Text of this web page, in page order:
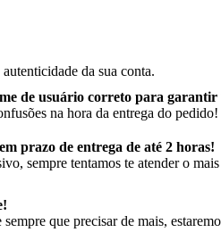
da sua conta.
de usuário correto para garantir
na hora da entrega do pedido!
prazo de entrega de até 2 horas!
sempre tentamos te atender o
que precisar de mais,